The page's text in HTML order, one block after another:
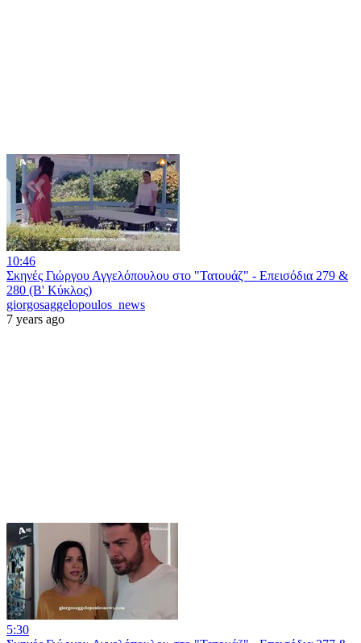
10:46
Σκηνές Γιώργου Αγγελόπουλου στο "Τατουάζ" - Επεισόδια 279 &
280 (Β' Κύκλος)
giorgosaggelopoulos_news
7 years ago
5:30